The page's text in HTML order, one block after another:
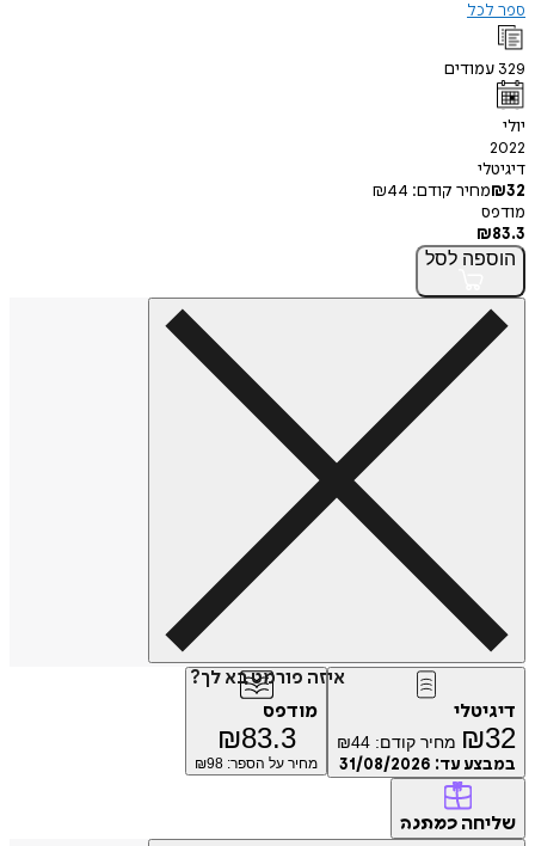
ספר לכל
329 עמודים
יולי
2022
דיגיטלי
₪32 מחיר קודם: ₪44
מודפס
₪83.3
הוספה לסל
איזה פורמט בא לך?
דיגיטלי
₪32 מחיר קודם: ₪44
במבצע עד: 31/08/2026
מודפס
₪83.3
מחיר על הספר: ₪ 98
שליחה כמתנה